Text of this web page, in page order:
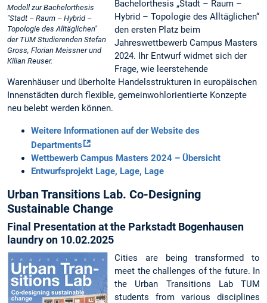
Modell zur Bachelorthesis
"Stadt – Raum – Hybrid –
Topologie des Alltäglichen"
der TUM Studierenden Stefan
Gross, Florian Meissner und
Kilian Reuser.
Bachelorthesis „Stadt – Raum –
Hybrid – Topologie des Alltäglichen“
den ersten Platz beim
Jahreswettbewerb Campus Masters
2024. Ihr Entwurf widmet sich der
Frage, wie leerstehende
Warenhäuser und überholte Handelsstrukturen in europäischen
Innenstädten durch flexible, gemeinwohlorientierte Konzepte
neu belebt werden können.
Weitere Informationen auf der Website des
Departments
Wettbewerb Campus Masters 2024 – Übersicht
Entwurfsprojekt Lage, Lage, Lage
Urban Transitions Lab. Co-Designing
Sustainable Change
Final Presentation at the Parkstadt Bogenhausen
laundry on 10.02.2025
Cities are being transformed to
meet the challenges of the future. In
the Urban Transitions Lab TUM
students from various disciplines